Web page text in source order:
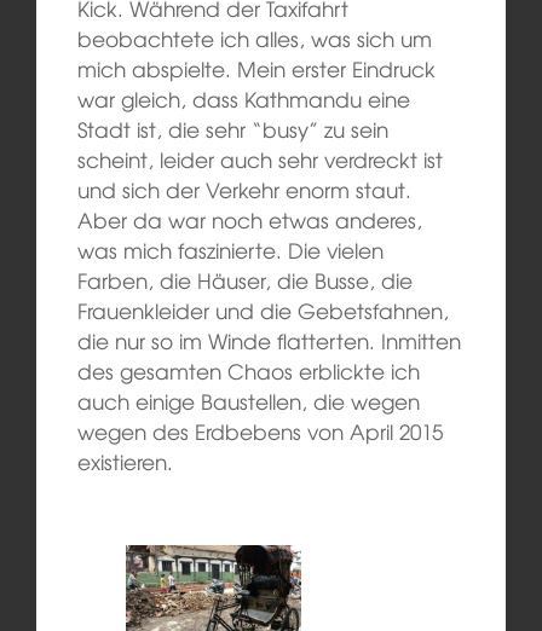
Kick. Während der Taxifahrt
beobachtete ich alles, was sich um
mich abspielte. Mein erster Eindruck
war gleich, dass Kathmandu eine
Stadt ist, die sehr “busy” zu sein
scheint, leider auch sehr verdreckt ist
und sich der Verkehr enorm staut.
Aber da war noch etwas anderes,
was mich faszinierte. Die vielen
Farben, die Häuser, die Busse, die
Frauenkleider und die Gebetsfahnen,
die nur so im Winde flatterten. Inmitten
des gesamten Chaos erblickte ich
aucheinige Baustellen, die wegen
wegen des Erdbebens von April 2015
existieren.